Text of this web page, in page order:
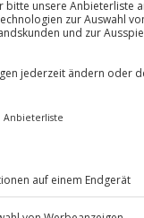
einer
jeder!
der
– das